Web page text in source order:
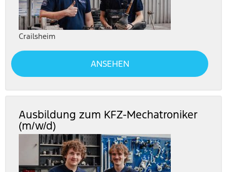
Crailsheim
ANSEHEN
Ausbildung zum KFZ-Mechatroniker
(m/w/d)